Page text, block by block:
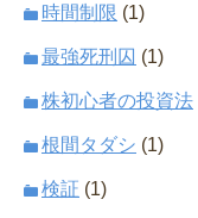
時間制限 (1)
最強死刑囚 (1)
株初心者の投資法
根間タダシ (1)
検証 (1)